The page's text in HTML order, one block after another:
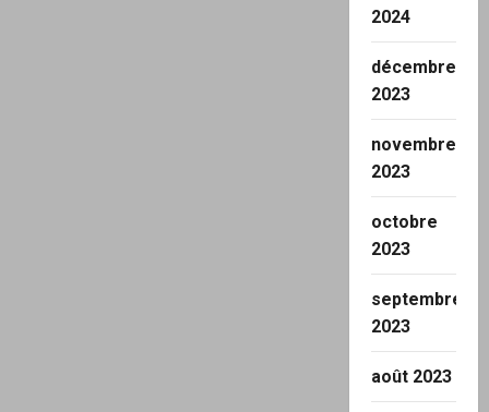
2024
décembre
2023
novembre
2023
octobre
2023
septembre
2023
août 2023